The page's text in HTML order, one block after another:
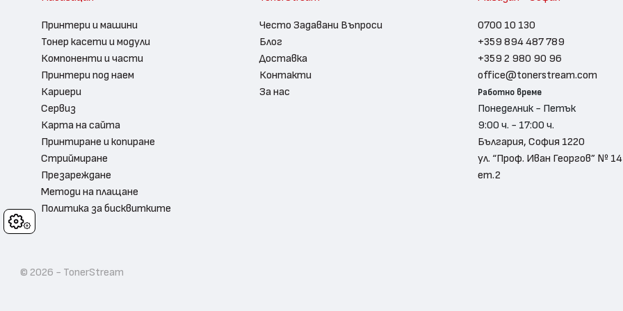
Cookies
Принтери и машини
Тонер касети и модули
Компоненти и части
Принтери под наем
Кариери
Сервиз
Карта на сайта
Принтиране и копиране
Стриймиране
Презареждане
Методи на плащане
Политика за бисквитките
Често Задавани Въпроси
Блог
Доставка
Контакти
За нас
0700 10 130
+359 894 487 789
+359 2 980 90 96
office@tonerstream.com
Работно време
Понеделник - Петък
9:00 ч. - 17:00 ч.
България, София 1220
ул. “Проф. Иван Георгов” №
ет.2
© 2026 - TonerStream